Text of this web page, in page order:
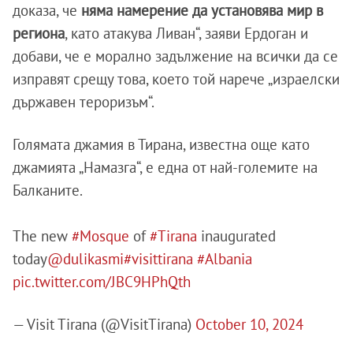
доказа, че няма намерение да установява мир в
региона, като атакува Ливан“, заяви Ердоган и
добави, че е морално задължение на всички да се
изправят срещу това, което той нарече „израелски
държавен тероризъм“.
Голямата джамия в Тирана, известна още като
джамията „Намазга“, е една от най-големите на
Балканите.
The new #Mosque of#Tirana inaugurated
today@dulikasmi#visittirana #Albania
pic.twitter.com/JBC9HPhQth
— Visit Tirana (@VisitTirana) October 10, 2024